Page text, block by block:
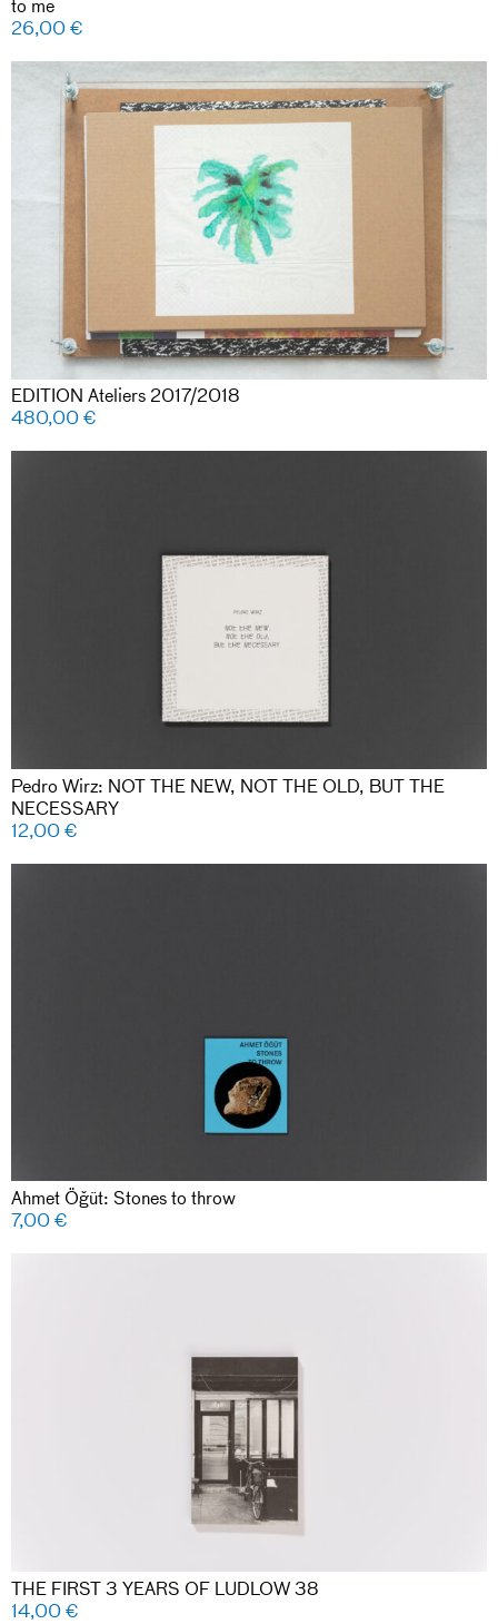
to me
26,00€
EDITION Ateliers 2017/2018
480,00€
Pedro Wirz: NOT THE NEW, NOT THE OLD, BUT THE
NECESSARY
12,00€
Ahmet Öğüt: Stones to throw
7,00€
THE FIRST 3 YEARS OF LUDLOW 38
14,00€